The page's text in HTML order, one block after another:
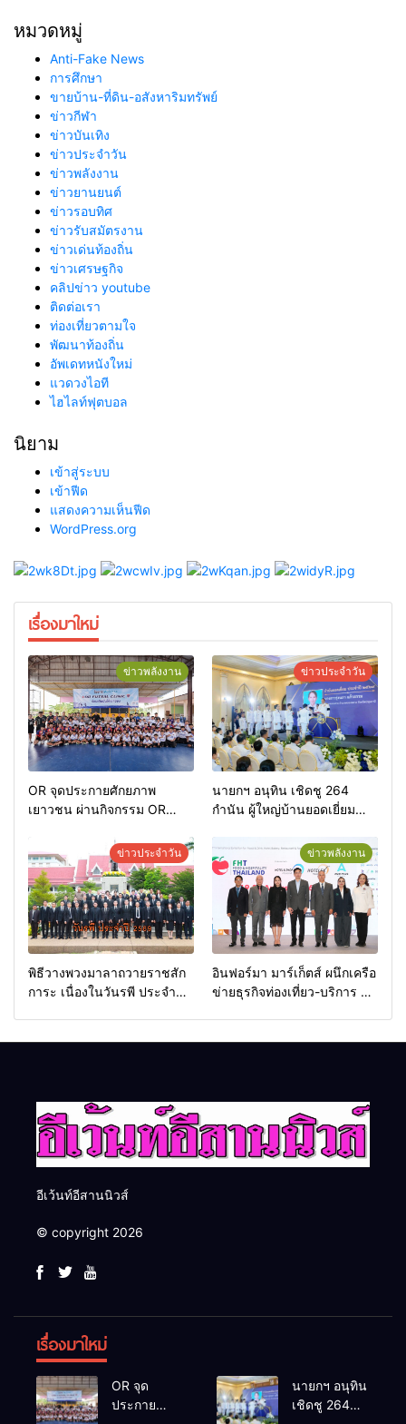
หมวดหมู่
Anti-Fake News
การศึกษา
ขายบ้าน-ที่ดิน-อสังหาริมทรัพย์
ข่าวกีฬา
ข่าวบันเทิง
ข่าวประจำวัน
ข่าวพลังงาน
ข่าวยานยนต์
ข่าวรอบทิศ
ข่าวรับสมัตรงาน
ข่าวเด่นท้องถิ่น
ข่าวเศรษฐกิจ
คลิปข่าว youtube
ติดต่อเรา
ท่องเที่ยวตามใจ
พัฒนาท้องถิ่น
อัพเดทหนังใหม่
แวดวงไอที
ไฮไลท์ฟุตบอล
นิยาม
เข้าสู่ระบบ
เข้าฟีด
แสดงความเห็นฟีด
WordPress.org
เรื่องมาใหม่
ข่าวพลังงาน
OR จุดประกายศักยภาพ
เยาวชน ผ่านกิจกรรม OR
ข่าวประจำวัน
นายกฯ อนุทิน เชิดชู 264
กำนัน ผู้ใหญ่บ้านยอดเยี่ยม
เกียรติยศแห่งการเสียสละ”
ข่าวประจำวัน
พิธีวางพวงมาลาถวายราชสัก
การะ เนื่องในวันรพี ประจำปี
ข่าวพลังงาน
อินฟอร์มา มาร์เก็ตส์ ผนึกเครือ
ข่ายธุรกิจท่องเที่ยว-บริการ จัด
อีเว้นท์อีสานนิวส์
© copyright 2026
เรื่องมาใหม่
OR จุด
ประกาย
นายกฯ อนุทิน
เชิดชู 264